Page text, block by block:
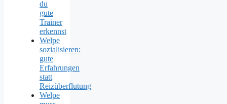
du
gute
Trainer
erkennst
Welpe
sozialisieren:
gute
Erfahrungen
statt
Reizüberflutung
Welpe